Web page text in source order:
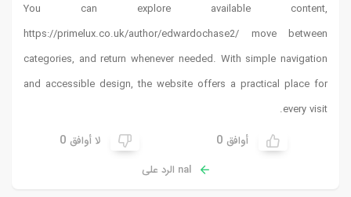
You can
https://primelux.co.uk/
categories, and return
and accessible design, the
لا أوافق 0